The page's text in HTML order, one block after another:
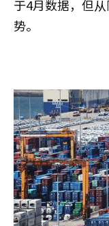
于4月数据，但
势。